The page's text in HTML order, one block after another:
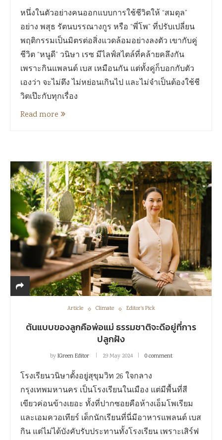
หนึ่งในตัวอย่างคนออกแบบการใช้ชีวิตให้ “สมดุล”
อย่าง พสุธ รัตนบรรณางกูร หรือ “พี่โพ” ที่ปรับเปลี่ยน
พฤติกรรมเป็นมิตรต่อสิ่งแวดล้อมอย่างลงตัว เขากับคู่
ชีวิต “หนูดี” วนิษา เรซ มีไลฟ์สไตล์ที่คล้ายคลึงกัน
เพราะกินแพลนต์ เบส เหมือนกัน แต่ทั้งคู่ก็บอกกับตัว
เองว่า จะไม่ตึง ไม่หย่อนเกินไป และไม่จำเป็นต้องใช้ชี
วิตเป๊ะกับทุกเรื่อง
Read more
Article Climate Editor's Pick
ต้นแบบของลูกคือพ่อแม่ ธรรมชาติจะดีอยู่ที่การ
ปลูกฝัง
byIGreen Editor 29 May 2024 0 comment
โรงเรียนวนิษาตั้งอยู่สุขุมวิท 26 ใจกลาง
กรุงเทพมหานคร เป็นโรงเรียนในเมือง แต่มีพื้นที่สี
เขียวค่อนข้างเยอะ ทั้งที่ปากซอยคือห้างเอ็มโพเรียม
และเอมควอเทียร์ เด็กนักเรียนที่นี่มีอาหารแพลนต์ เบส
กิน แต่ไม่ได้บังคับรับประทานทั้งโรงเรียน เพราะเสิร์ฟ